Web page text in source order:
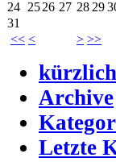
<< < > >>
24 2526 27 28 29
31
kürzlich
Archive
Letzte